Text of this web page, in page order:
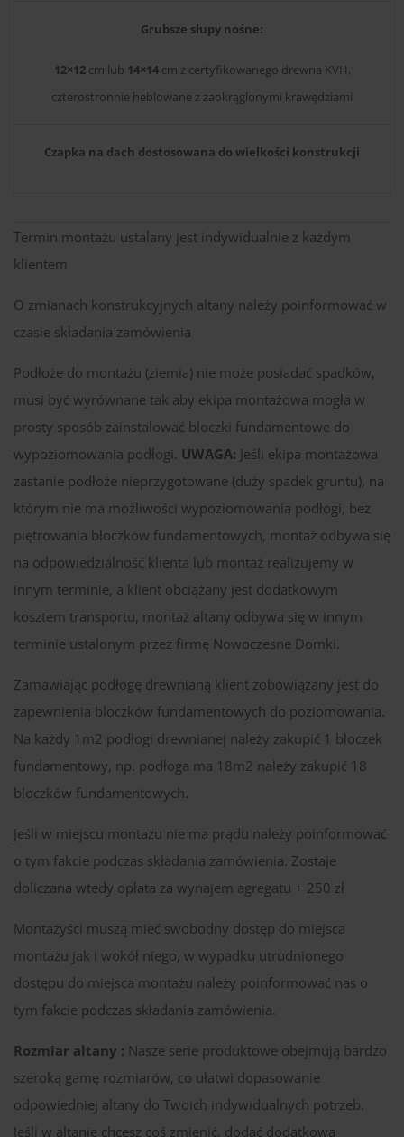
Grubsze słupy nośne:
12×12 cm lub 14×14 cm z certyfikowanego drewna KVH,
czterostronnie heblowane z zaokrąglonymi krawędziami
Czapka na dach dostosowana do wielkości konstrukcji
Termin montażu ustalany jest indywidualnie z każdym
klientem
O zmianach konstrukcyjnych altany należy poinformować w
czasie składania zamówienia
Podłoże do montażu (ziemia) nie może posiadać spadków,
musi być wyrównane tak aby ekipa montażowa mogła w
prosty sposób zainstalować bloczki fundamentowe do
wypoziomowania podłogi. UWAGA: Jeśli ekipa montażowa
zastanie podłoże nieprzygotowane (duży spadek gruntu), na
którym nie ma możliwości wypoziomowania podłogi, bez
piętrowania bloczków fundamentowych, montaż odbywa się
na odpowiedzialność klienta lub montaż realizujemy w
innym terminie, a klient obciążany jest dodatkowym
kosztem transportu, montaż altany odbywa się w innym
terminie ustalonym przez firmę Nowoczesne Domki.
Zamawiając podłogę drewnianą klient zobowiązany jest do
zapewnienia bloczków fundamentowych do poziomowania.
Na każdy 1m2 podłogi drewnianej należy zakupić 1 bloczek
fundamentowy, np. podłoga ma 18m2 należy zakupić 18
bloczków fundamentowych.
Jeśli w miejscu montażu nie ma prądu należy poinformować
o tym fakcie podczas składania zamówienia. Zostaje
doliczana wtedy opłata za wynajem agregatu + 250 zł
Montażyści muszą mieć swobodny dostęp do miejsca
montażu jak i wokół niego, w wypadku utrudnionego
dostępu do miejsca montażu należy poinformować nas o
tym fakcie podczas składania zamówienia.
Rozmiar altany : Nasze serie produktowe obejmują bardzo
szeroką gamę rozmiarów, co ułatwi dopasowanie
odpowiedniej altany do Twoich indywidualnych potrzeb.
Jeśli w altanie chcesz coś zmienić, dodać dodatkową